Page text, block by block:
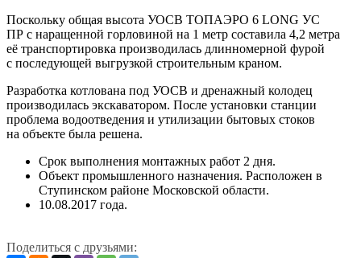
Поскольку общая высота УОСВ ТОПАЭРО 6 LONG УС
ПР с наращенной горловиной на 1 метр составила 4,2 метра
её транспортировка производилась длинномерной фурой
с последующей выгрузкой строительным краном.
Разработка котлована под УОСВ и дренажный колодец
производилась экскаватором. После установки станции
проблема водоотведения и утилизации бытовых стоков
на объекте была решена.
Срок выполнения монтажных работ 2 дня.
Объект промышленного назначения. Расположен в
Ступинском районе Московской области.
10.08.2017 года.
Поделиться с друзьями: